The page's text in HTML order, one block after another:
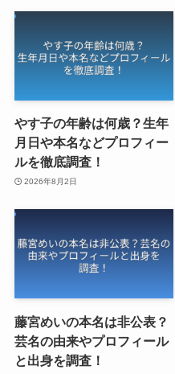
やす子の年齢は何歳？生年
月日や本名などプロフィー
ルを徹底調査！
2026年8月2日
藤宮めいの本名は非公表？
芸名の由来やプロフィール
と出身を調査！